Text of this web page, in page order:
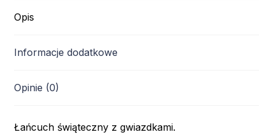
Opis
Informacje dodatkowe
Opinie (0)
Łańcuch świąteczny z gwiazdkami.